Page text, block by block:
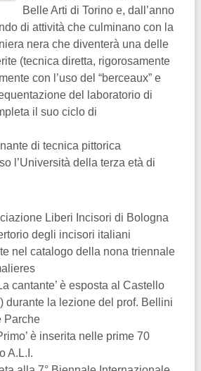
Belle Arti di Torino e, dall’anno
di attività che culminano con la
nera che diventerà una delle
(tecnica diretta, rigorosamente
con l’uso del “berceaux” e
del laboratorio di
il suo ciclo di
di tecnica pittorica
l’Università della terza età di
Liberi Incisori di Bologna
degli incisori italiani
nel catalogo della nona triennale
cantante’ è esposta al Castello
durante la lezione del prof. Bellini
Parche
è inserita nelle prime 70
A.L.I.